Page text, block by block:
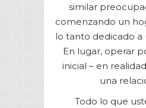
similar
comenzando un
lo tanto dedicado a
En lugar, operar
inicial – en
una
Todo lo que